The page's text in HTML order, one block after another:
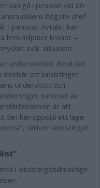
kan gå i pension vid 60
högste chef
i pension. Avtalet kan
fem miljoner kronor –
svår situation.
underskottet. Beslutet
innebär att landstinget
underskott och
summan av
är att
det kan uppstå ett läge
skriver landstinget
i landstingsfullmäktige